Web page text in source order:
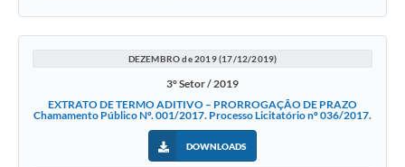
DEZEMBRO de 2019 (17/12/2019)
3° Setor / 2019
EXTRATO DE TERMO ADITIVO – PRORROGAÇÃO DE PRAZO
Chamamento Público Nº. 001/2017. Processo Licitatório nº 036/2017.
DOWNLOADS